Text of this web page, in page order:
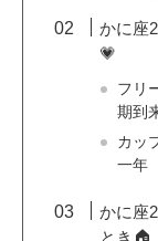
かに座
💗
フリ
期到
カッ
一年
かに座